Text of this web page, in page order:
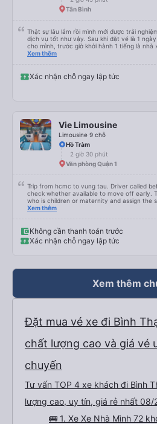
Tân Bình
Thật sự lâu lắm rồi mình mới được trải
dịch vụ tốt như vậy. Sau khi đặt vé là 1
cho mình, trước giờ khởi hành 1 tiếng là nhà
cung cấp số đt của bác tài và số xe. Dịch
Xem thêm
Xác nhận chỗ ngay lập tức
Vie Limousine
Limousine 9 chỗ
Hồ Tràm
2 giờ 30 phút
Văn phòng Quận 1
Trip from hcmc to vung tau. Driver called
check whether available to move off early.
who is children or maternity and assign the
There are space to put your luggage. The
massage seat. One stop point for Toilet
option where to drop off compare to others
drop off at our apartment. The staff at the
toàn. Có không gian để đặt hành lý của bạn.
không hoạt động ở chỗ ngồi của tôi. Hàng
nhân viên tại văn phòng có thể nói được
giới thiệu công ty dịch vụ vận tải này cho
Xem thêm
Không cần thanh toán trước
Xác nhận chỗ ngay lập tức
Xem thêm
Đặt mua vé xe đi Bình
chất lượng cao và giá vé
chuyến
Tư vấn TOP 4 xe khách đi Bình
lượng cao, uy tín, giá rẻ nhất 08/
🚌 1. Xe Xe Nhà Mình 72